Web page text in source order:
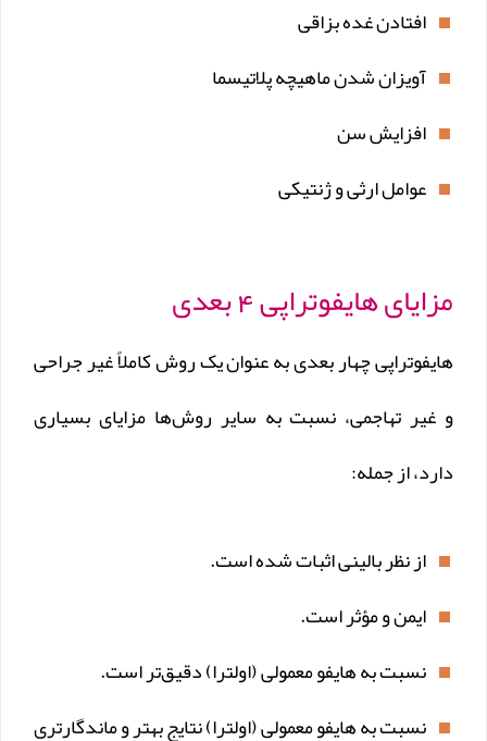
افتادن غده بزاقی
آویزان شدن ماهیچه پلاتیسما
افزایش سن
عوامل ارثی و ژنتیکی
مزایای هایفوتراپی 4 بعدی
هایفوتراپی چهار بعدی به عنوان یک روش کاملاً غیر جراحی
و غیر تهاجمی، نسبت به سایر روش‌ها مزایای بسیاری
دارد، از جمله:
از نظر بالینی اثبات شده است.
ایمن و مؤثر است.
نسبت به هایفو معمولی (اولترا) دقیق‌تر است.
نسبت به هایفو معمولی (اولترا) نتایج بهتر و ماندگارتری